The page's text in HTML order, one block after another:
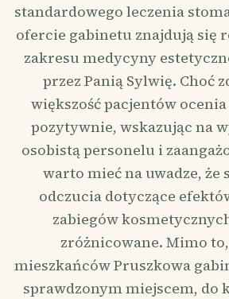
standardowego leczenia
ofercie gabinetu znajdują się
zakresu medycyny
przez Panią Sylwię. Choć
większość pacjentów
pozytywnie, wskazując na
osobistą personelu i
warto mieć na uwadze, że
odczucia dotyczące
zabiegów
zróżnicowane. Mimo
mieszkańców Pruszkowa
sprawdzonym miejscem, do